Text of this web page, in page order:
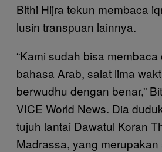
Bithi Hijra tekun membaca
lusin transpuan lainnya.
“Kami sudah bisa
bahasa Arab, salat lima
berwudhu dengan benar,”
VICE World News. Dia
tujuh lantai Dawatul Koran
Madrassa, yang